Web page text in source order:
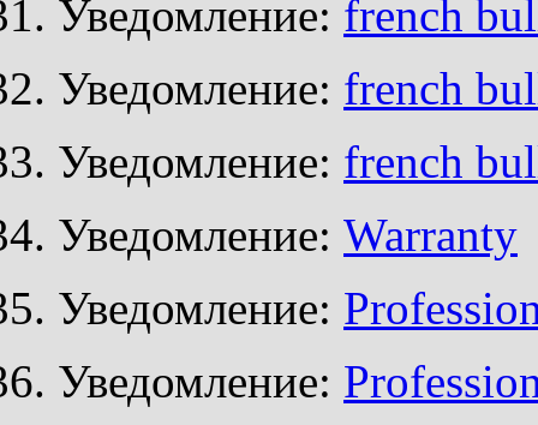
Уведомление: french
Уведомление: french
Уведомление: french
Уведомление: Warranty
Уведомление:
Уведомление: